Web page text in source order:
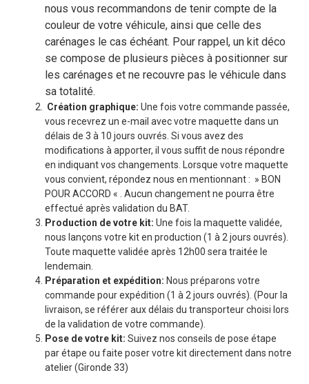
nous vous recommandons de tenir compte de la
couleur de votre véhicule, ainsi que celle des
carénages le cas échéant. Pour rappel, un kit déco
se compose de plusieurs pièces à positionner sur
les carénages et ne recouvre pas le véhicule dans
sa totalité.
Création graphique: Une fois votre commande passée,
vous recevrez un e-mail avec votre maquette dans un
délais de 3 à 10 jours ouvrés. Si vous avez des
modifications à apporter, il vous suffit de nous répondre
en indiquant vos changements. Lorsque votre maquette
vous convient, répondez nous en mentionnant : » BON
POUR ACCORD « . Aucun changement ne pourra être
effectué après validation du BAT.
Production de votre kit: Une fois la maquette validée,
nous lançons votre kit en production (1 à 2 jours ouvrés).
Toute maquette validée après 12h00 sera traitée le
lendemain.
Préparation et expédition: Nous préparons votre
commande pour expédition (1 à 2 jours ouvrés). (Pour la
livraison, se référer aux délais du transporteur choisi lors
de la validation de votre commande).
Pose de votre kit: Suivez nos conseils de pose étape
par étape ou faite poser votre kit directement dans notre
atelier (Gironde 33)